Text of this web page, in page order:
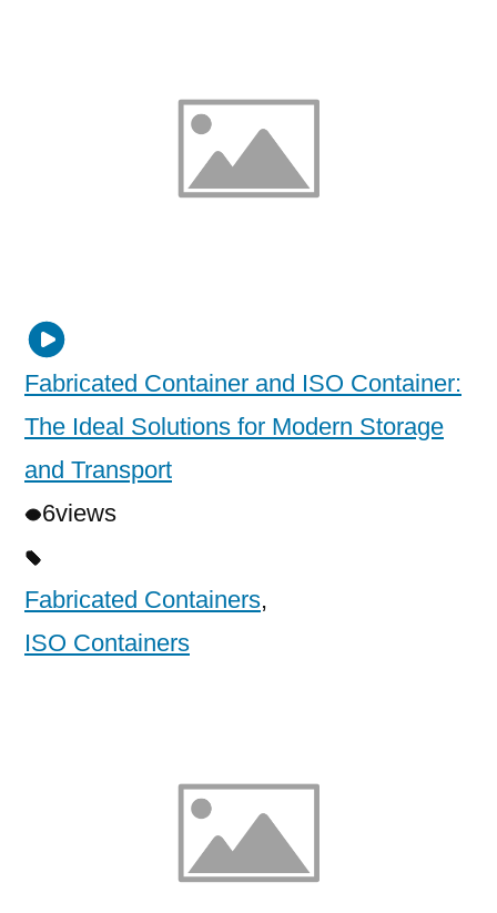
Fabricated Container and ISO Container:
The Ideal Solutions for Modern Storage
and Transport
6views
Fabricated Containers,
ISO Containers